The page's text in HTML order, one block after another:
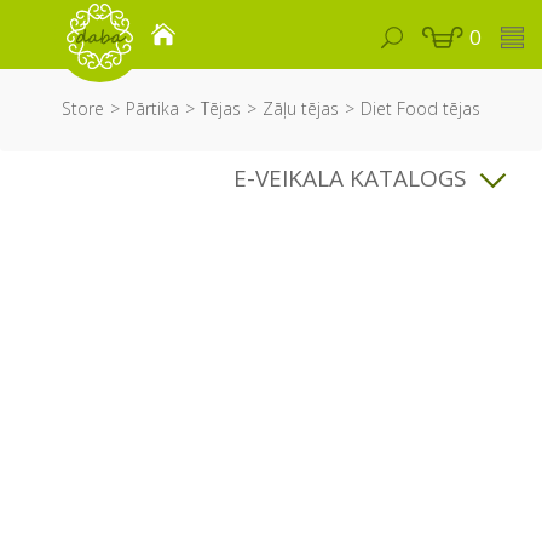
0
Store Pārtika Tējas Zāļu tējas Diet Food tējas
E-VEIKALA KATALOGS